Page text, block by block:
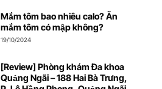
Mắm tôm bao nhiêu calo? Ăn
mắm tôm có mập không?
19/10/2024
[Review] Phòng khám Đa khoa
Quảng Ngãi – 188 Hai Bà Trưng,